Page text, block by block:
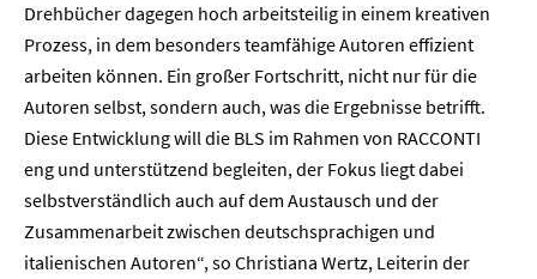
Drehbücher dagegen hoch arbeitsteilig in einem kreativen
Prozess, in dem besonders teamfähige Autoren effizient
arbeiten können. Ein großer Fortschritt, nicht nur für die
Autoren selbst, sondern auch, was die Ergebnisse betrifft.
Diese Entwicklung will die BLS im Rahmen von RACCONTI
eng und unterstützend begleiten, der Fokus liegt dabei
selbstverständlich auch auf dem Austausch und der
Zusammenarbeit zwischen deutschsprachigen und
italienischen Autoren“, so Christiana Wertz, Leiterin der
Home
Unternehmen
Presse
Karriere